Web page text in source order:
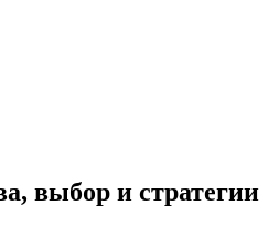
выбор и стратегии